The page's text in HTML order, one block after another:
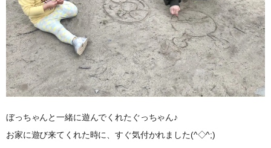
ぼっちゃんと一緒に遊んでくれたぐっちゃん♪
お家に遊び来てくれた時に、すぐ気付かれました(^◇^;)